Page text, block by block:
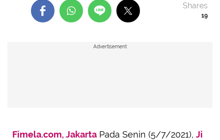
19
Shares
Advertisement
Fimela.com, Jakarta Pada Senin (5/7/2021), Ji